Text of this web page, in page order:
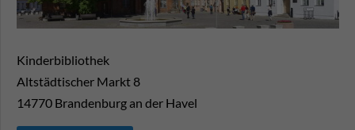
Kinderbibliothek
Altstädtischer Markt 8
14770 Brandenburg an der Havel